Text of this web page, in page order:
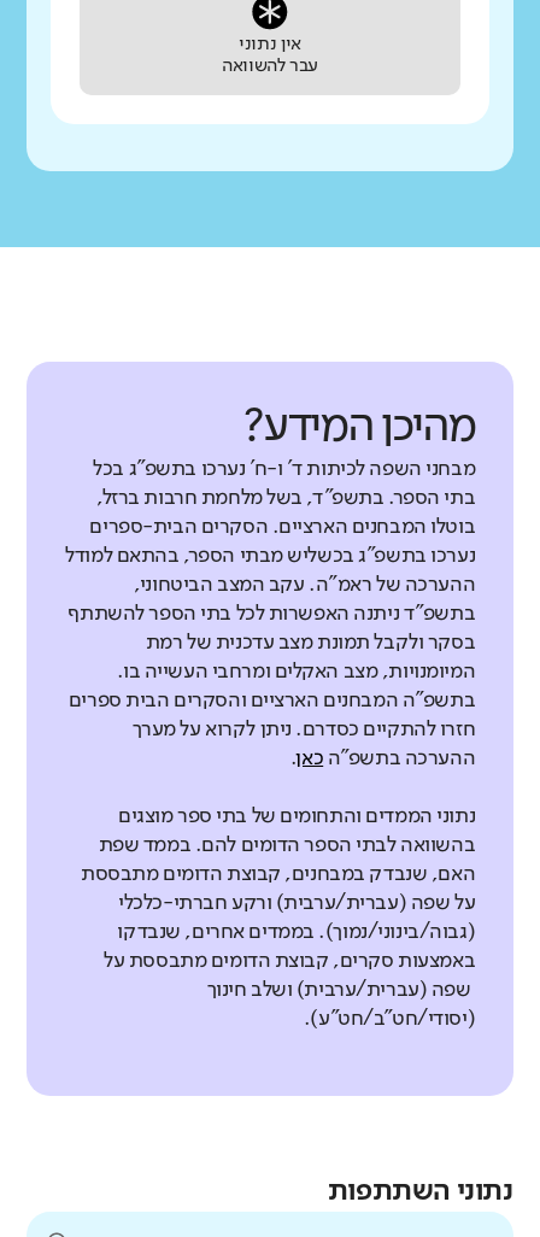
אין נתוני
עבר להשוואה
מהיכן המידע?
מבחני השפה לכיתות ד' ו-ח' נערכו בתשפ"ג בכל
בתי הספר. בתשפ"ד, בשל מלחמת חרבות ברזל,
בוטלו המבחנים הארציים. הסקרים הבית-ספרים
נערכו בתשפ"ג בכשליש מבתי הספר, בהתאם למודל
ההערכה של ראמ"ה. עקב המצב הביטחוני,
בתשפ"ד ניתנה האפשרות לכל בתי הספר להשתתף
בסקר ולקבל תמונת מצב עדכנית של רמת
המיומנויות, מצב האקלים ומרחבי העשייה בו.
בתשפ"ה המבחנים הארציים והסקרים הבית ספרים
חזרו להתקיים כסדרם. ניתן לקרוא על מערך
ההערכה בתשפ"ה כאן.
נתוני הממדים והתחומים של בתי ספר מוצגים
בהשוואה לבתי הספר הדומים להם. בממד שפת
האם, שנבדק במבחנים, קבוצת הדומים מתבססת
על שפה (עברית/ערבית) ורקע חברתי-כלכלי
(גבוה/בינוני/נמוך). בממדים אחרים, שנבדקו
באמצעות סקרים, קבוצת הדומים מתבססת על
שפה (עברית/ערבית) ושלב חינוך
(יסודי/חט"ב/חט"ע).
נתוני השתתפות